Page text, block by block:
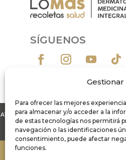
Para ofrecer las mejores
para almacenar y/o acceder a la
de estas tecnologías nos permitirá
navegación o las identificaciones
consentimiento, puede afectar
funciones.
SÍGUENOS
AVISO LEGAL POLÍTICA DE PRIVACIDAD